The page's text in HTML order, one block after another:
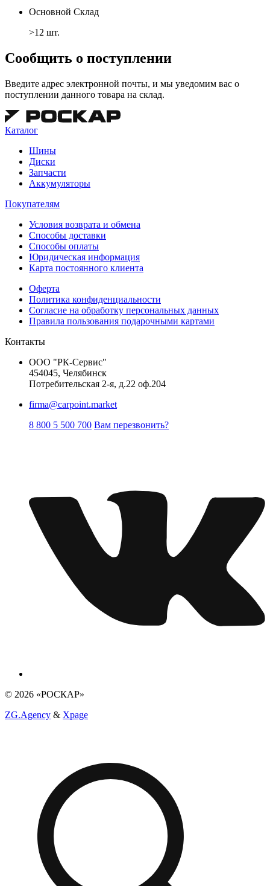
Основной Склад
>12 шт.
Сообщить о поступлении
Введите адрес электронной почты, и мы уведомим вас о
поступлении данного товара на склад.
Каталог
Шины
Диски
Запчасти
Аккумуляторы
Покупателям
Условия возврата и обмена
Способы доставки
Способы оплаты
Юридическая информация
Карта постоянного клиента
Оферта
Политика конфиденциальности
Согласие на обработку персональных данных
Правила пользования подарочными картами
Контакты
ООО "РК-Сервис"
454045, Челябинск
Потребительская 2-я, д.22 оф.204
firma@carpoint.market
8 800 5 500 700 Вам перезвонить?
© 2026 «РОСКАР»
ZG.Agency & Xpage